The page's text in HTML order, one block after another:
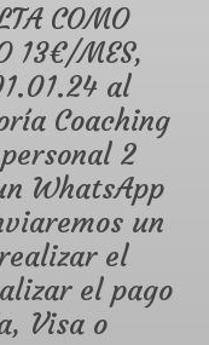
COMO
13€/MES,
al
Coaching
2
WhatsApp
un
el
el pago
Visa o